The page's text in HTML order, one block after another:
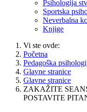
Psihologija
Sportska
Neverbalna
Knjige
Vi ste ovde:
Početna
Pedagoška
Glavne stranice
Glavne stranice
ZAKAŽITE
POSTAVITE